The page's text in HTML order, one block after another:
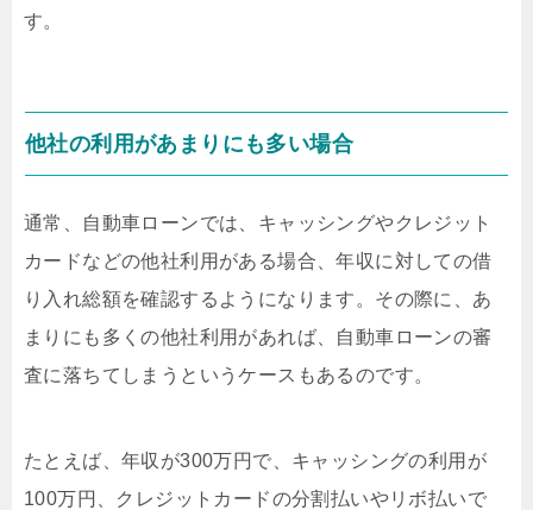
す。
他社の利用があまりにも多い場合
通常、自動車ローンでは、キャッシングやクレジット
カードなどの他社利用がある場合、年収に対しての借
り入れ総額を確認するようになります。その際に、あ
まりにも多くの他社利用があれば、自動車ローンの審
査に落ちてしまうというケースもあるのです。
たとえば、年収が300万円で、キャッシングの利用が
100万円、クレジットカードの分割払いやリボ払いで